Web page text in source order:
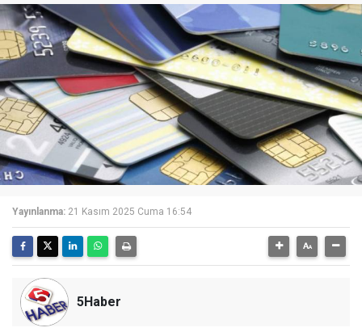
Yayınlanma: 21 Kasım 2025 Cuma 16:54
5Haber